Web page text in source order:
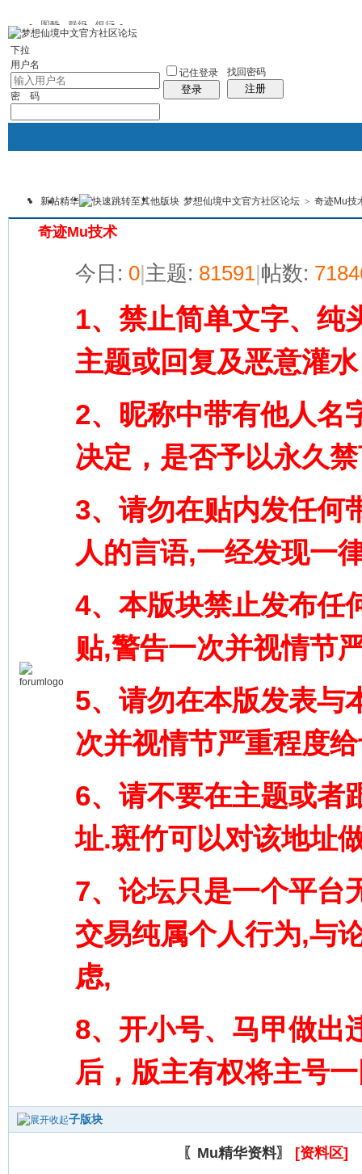
图酷 群组 银行
下拉
用户名
密 码
记住登录
登录
找回密码
注册
银行 群组聚合 我的空间
新帖精华 梦想仙境中文官方社区论坛 > 奇迹Mu技
奇迹Mu技术
今日: 0 主题: 81591 帖数:
1、禁止简单文字、纯
主题或回复及恶意灌水
2、昵称中带有他人名
决定，是否予以永久
3、请勿在贴内发任何
人的言语,一经发现一
4、本版块禁止发布任
贴,警告一次并视情节
5、请勿在本版发表与
次并视情节严重程度
6、请不要在主题或者
址.斑竹可以对该地址
7、论坛只是一个平台
交易纯属个人行为,与
虑,
8、开小号、马甲做出
后，版主有权将主号
子版块
〖Mu精华资料〗 [资料区]